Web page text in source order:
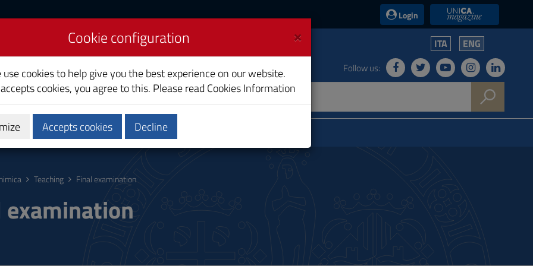
Login UniCA News
ITA ENG
Follow us:
Calendars and Timetable
Teaching Final examination
examination
×
Cookie configuration
use cookies to help give you the best experience on our website.
cookies, you agree to this. Please read Cookies Information
Accepts cookies Decline